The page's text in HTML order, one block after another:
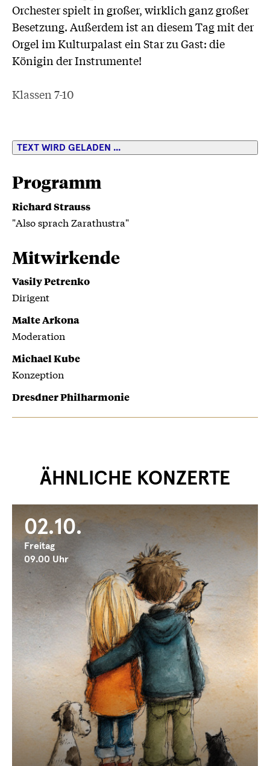
Orchester spielt in großer, wirklich ganz großer
Besetzung. Außerdem ist an diesem Tag mit der
Orgel im Kulturpalast ein Star zu Gast: die
Königin der Instrumente!
Klassen 7-10
TEXT WIRD GELADEN ...
Programm
Richard Strauss
"Also sprach Zarathustra"
Mitwirkende
Vasily Petrenko
Dirigent
Malte Arkona
Moderation
Michael Kube
Konzeption
Dresdner Philharmonie
ÄHNLICHE KONZERTE
02.10.
Freitag
09.00 Uhr